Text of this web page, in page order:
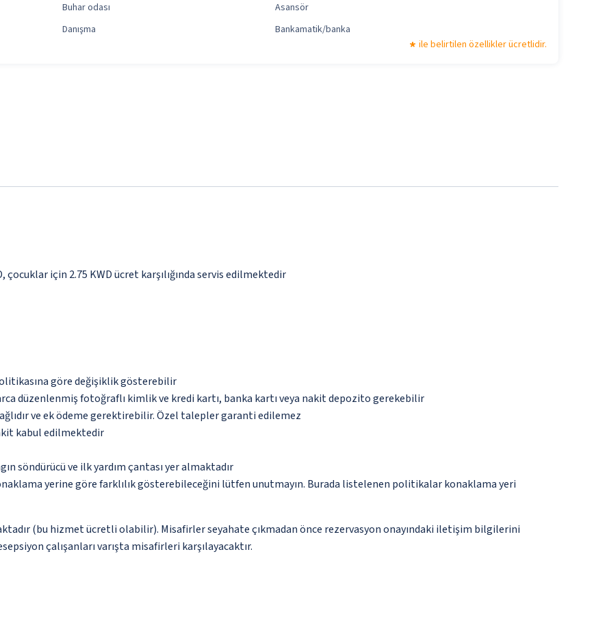
Buhar odası
Asansör
Danışma
Bankamatik/banka
ile belirtilen özellikler ücretlidir.
için 2.75 KWD ücret karşılığında servis edilmektedir
göre değişiklik gösterebilir
düzenlenmiş fotoğraflı kimlik ve kredi kartı, banka kartı veya nakit depozito gerekebilir
ve ek ödeme gerektirebilir. Özel talepler garanti edilemez
kabul edilmektedir
söndürücü ve ilk yardım çantası yer almaktadır
yerine göre farklılık gösterebileceğini lütfen unutmayın. Burada listelenen politikalar konaklama yeri
(bu hizmet ücretli olabilir). Misafirler seyahate çıkmadan önce rezervasyon onayındaki iletişim bilgilerini
çalışanları varışta misafirleri karşılayacaktır.